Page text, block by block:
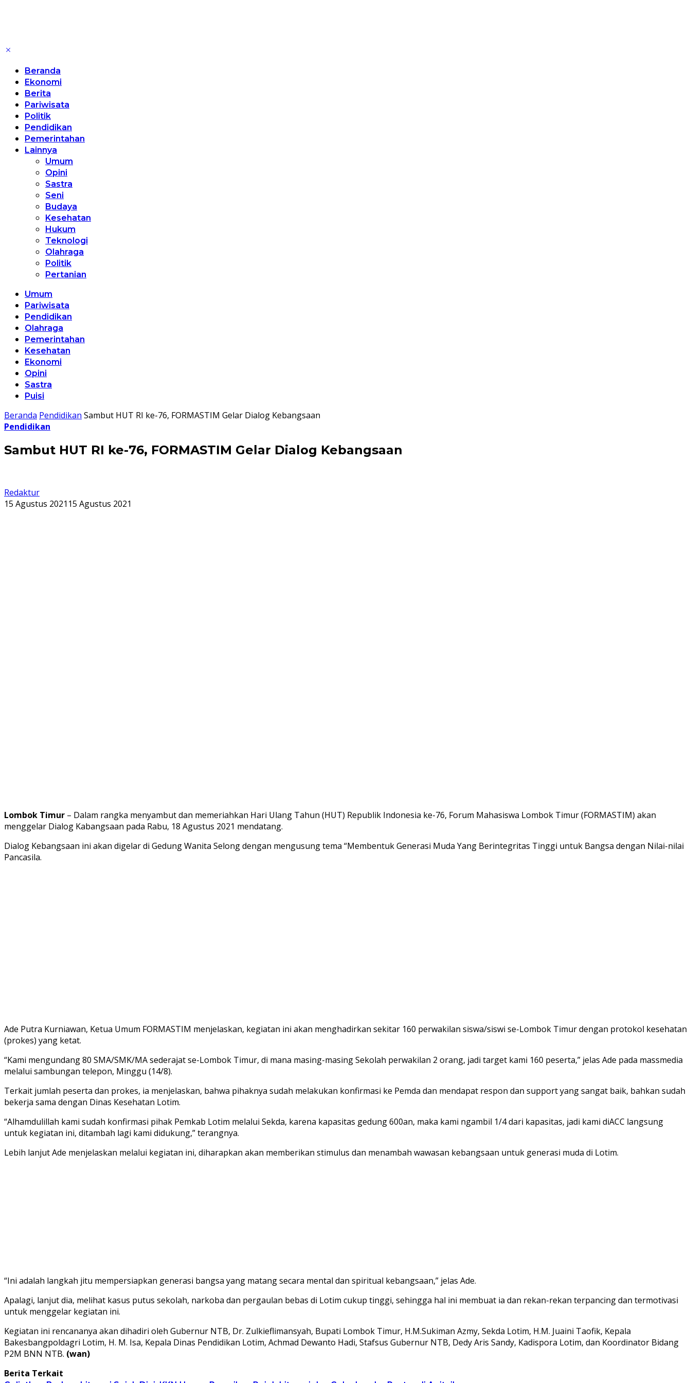
Beranda
Ekonomi
Berita
Pariwisata
Politik
Pendidikan
Pemerintahan
Lainnya
Umum
Opini
Sastra
Seni
Budaya
Kesehatan
Hukum
Teknologi
Olahraga
Politik
Pertanian
Umum
Pariwisata
Pendidikan
Olahraga
Pemerintahan
Kesehatan
Ekonomi
Opini
Sastra
Puisi
Beranda Pendidikan Sambut HUT RI ke-76, FORMASTIM Gelar Dialog Kebangsaan
Pendidikan
Sambut HUT RI ke-76, FORMASTIM Gelar Dialog Kebangsaan
Redaktur
15 Agustus 2021 15 Agustus 2021
Lombok Timur – Dalam rangka menyambut dan memeriahkan Hari Ulang Tahun (HUT) Republik Indonesia ke-76, Forum Mahasiswa Lombok Timur (FORMASTIM) akan
menggelar Dialog Kabangsaan pada Rabu, 18 Agustus 2021 mendatang.
Dialog Kebangsaan ini akan digelar di Gedung Wanita Selong dengan mengusung tema “Membentuk Generasi Muda Yang Berintegritas Tinggi untuk Bangsa dengan Nilai-nilai
Pancasila.
Ade Putra Kurniawan, Ketua Umum FORMASTIM menjelaskan, kegiatan ini akan menghadirkan sekitar 160 perwakilan siswa/siswi se-Lombok Timur dengan protokol kesehatan
(prokes) yang ketat.
“Kami mengundang 80 SMA/SMK/MA sederajat se-Lombok Timur, di mana masing-masing Sekolah perwakilan 2 orang, jadi target kami 160 peserta,” jelas Ade pada massmedia
melalui sambungan telepon, Minggu (14/8).
Terkait jumlah peserta dan prokes, ia menjelaskan, bahwa pihaknya sudah melakukan konfirmasi ke Pemda dan mendapat respon dan support yang sangat baik, bahkan sudah
bekerja sama dengan Dinas Kesehatan Lotim.
“Alhamdulillah kami sudah konfirmasi pihak Pemkab Lotim melalui Sekda, karena kapasitas gedung 600an, maka kami ngambil 1/4 dari kapasitas, jadi kami diACC langsung
untuk kegiatan ini, ditambah lagi kami didukung,” terangnya.
Lebih lanjut Ade menjelaskan melalui kegiatan ini, diharapkan akan memberikan stimulus dan menambah wawasan kebangsaan untuk generasi muda di Lotim.
“Ini adalah langkah jitu mempersiapkan generasi bangsa yang matang secara mental dan spiritual kebangsaan,” jelas Ade.
Apalagi, lanjut dia, melihat kasus putus sekolah, narkoba dan pergaulan bebas di Lotim cukup tinggi, sehingga hal ini membuat ia dan rekan-rekan terpancing dan termotivasi
untuk menggelar kegiatan ini.
Kegiatan ini rencananya akan dihadiri oleh Gubernur NTB, Dr. Zulkieflimansyah, Bupati Lombok Timur, H.M.Sukiman Azmy, Sekda Lotim, H.M. Juaini Taofik, Kepala
Bakesbangpoldagri Lotim, H. M. Isa, Kepala Dinas Pendidikan Lotim, Achmad Dewanto Hadi, Stafsus Gubernur NTB, Dedy Aris Sandy, Kadispora Lotim, dan Koordinator Bidang
P2M BNN NTB. (wan)
Berita Terkait